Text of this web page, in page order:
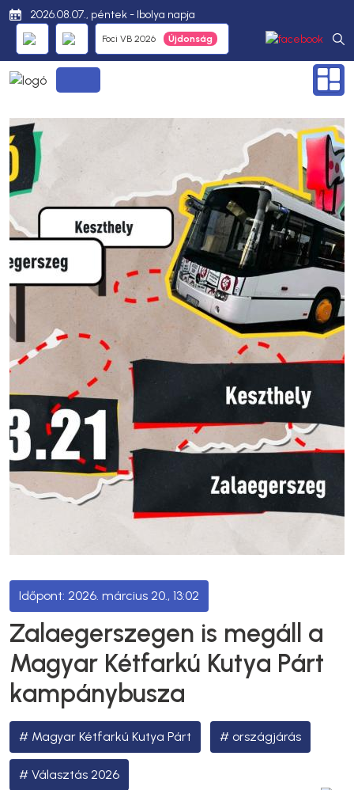
2026.08.07., péntek - Ibolya napja
Foci VB 2026
2026. március 20., 13:02
Zalaegerszegen is megáll a
Magyar Kétfarkú Kutya Párt
kampánybusza
Magyar Kétfarkú Kutya Párt országjárás
Választás 2026